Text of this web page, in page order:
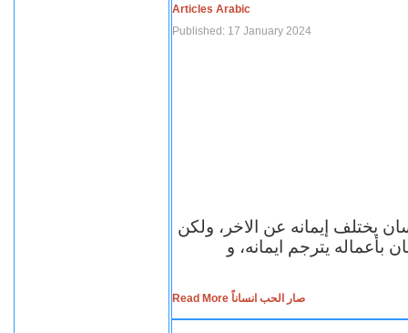
Articles Arabic
Published: 17 January 2024
يختلف إيمانه عن الاخر، ولكن
بأعماله يترجم ايمانه، و
Read More صار الحب انساناً